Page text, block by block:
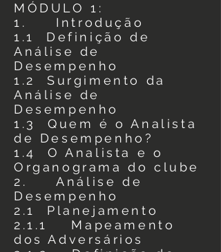
MÓDULO 1:
1. Introdução
1.1 Definição de
Análise de
Desempenho
1.2 Surgimento da
Análise de
Desempenho
1.3 Quem é o Analista
de Desempenho?
1.4 O Analista e o
Organograma do clube
2. Análise de
Desempenho
2.1 Planejamento
2.1.1 Mapeamento
dos Adversários